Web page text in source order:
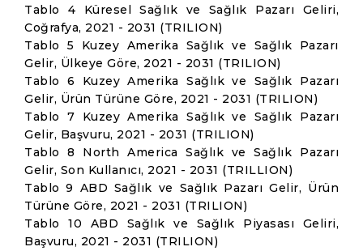
Tablo 4 Küresel Sağlık ve Sağlık Pazarı Geliri,
Coğrafya, 2021 - 2031 (TRILION)
Tablo 5 Kuzey Amerika Sağlık ve Sağlık Pazarı
Gelir, Ülkeye Göre, 2021 - 2031 (TRILION)
Tablo 6 Kuzey Amerika Sağlık ve Sağlık Pazarı
Gelir, Ürün Türüne Göre, 2021 - 2031 (TRILION)
Tablo 7 Kuzey Amerika Sağlık ve Sağlık Pazarı
Gelir, Başvuru, 2021 - 2031 (TRILION)
Tablo 8 North America Sağlık ve Sağlık Pazarı
Gelir, Son Kullanıcı, 2021 - 2031 (TRILLION)
Tablo 9 ABD Sağlık ve Sağlık Pazarı Gelir, Ürün
Türüne Göre, 2021 - 2031 (TRILION)
Tablo 10 ABD Sağlık ve Sağlık Piyasası Geliri,
Başvuru, 2021 - 2031 (TRILION)